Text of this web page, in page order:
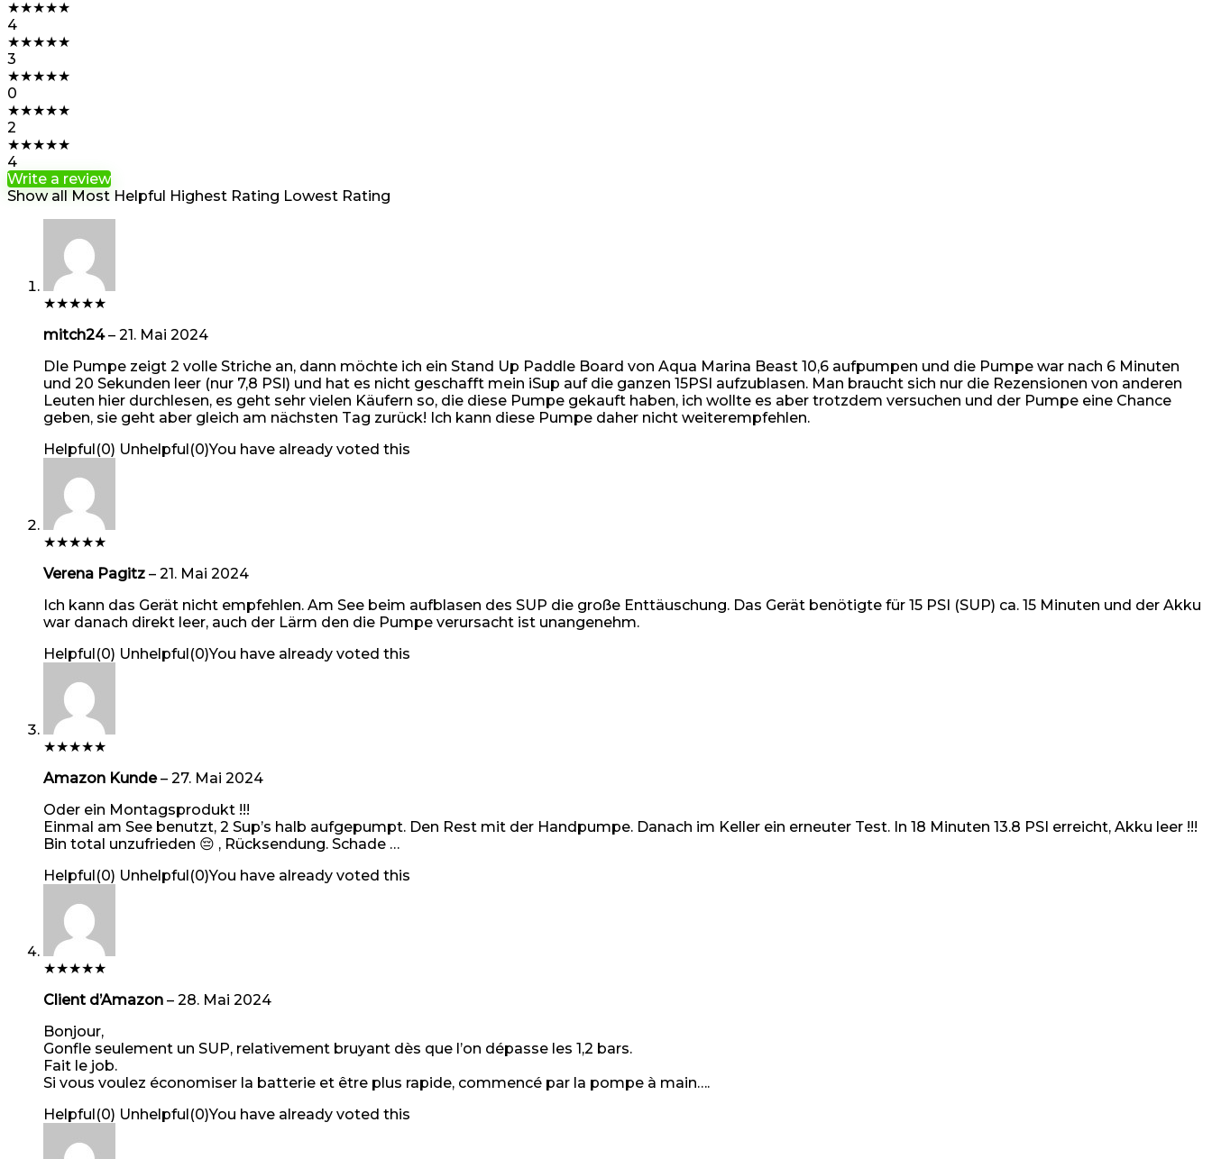
★★★★★
4
★★★★★
3
★★★★★
0
★★★★★
2
★★★★★
4
Write a review
Show all Most Helpful Highest Rating Lowest Rating
★★★★★
mitch24– 21. Mai 2024
DIe Pumpe zeigt 2 volle Striche an, dann möchte ich ein Stand Up Paddle Board von Aqua Marina Beast 10,6 aufpumpen und die Pumpe war nach 6 Minuten
und 20 Sekunden leer (nur 7,8 PSI) und hat es nicht geschafft mein iSup auf die ganzen 15PSI aufzublasen. Man braucht sich nur die Rezensionen von anderen
Leuten hier durchlesen, es geht sehr vielen Käufern so, die diese Pumpe gekauft haben, ich wollte es aber trotzdem versuchen und der Pumpe eine Chance
geben, sie geht aber gleich am nächsten Tag zurück! Ich kann diese Pumpe daher nicht weiterempfehlen.
Helpful(0) Unhelpful(0)You have already voted this
★★★★★
Verena Pagitz – 21. Mai 2024
Ich kann das Gerät nicht empfehlen. Am See beim aufblasen des SUP die große Enttäuschung. Das Gerät benötigte für 15 PSI (SUP) ca. 15 Minuten und der Akku
war danach direkt leer, auch der Lärm den die Pumpe verursacht ist unangenehm.
Helpful(0) Unhelpful(0)You have already voted this
★★★★★
Amazon Kunde– 27. Mai 2024
Oder ein Montagsprodukt !!!
Einmal am See benutzt, 2 Sup’s halb aufgepumpt. Den Rest mit der Handpumpe. Danach im Keller ein erneuter Test. In 18 Minuten 13.8 PSI erreicht, Akku leer !!!
Bin total unzufrieden 😔 , Rücksendung. Schade …
Helpful(0) Unhelpful(0)You have already voted this
★★★★★
Client d’Amazon – 28. Mai 2024
Bonjour,
Gonfle seulement un SUP, relativement bruyant dès que l’on dépasse les 1,2 bars.
Fait le job.
Si vous voulez économiser la batterie et être plus rapide, commencé par la pompe à main….
Helpful(0) Unhelpful(0)You have already voted this